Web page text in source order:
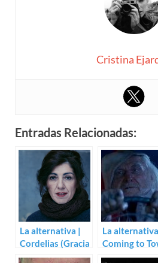
Cristina
Entradas Relacionadas:
La alternativa |
Cordelias (Gracia
Querejeta)
La
Coming to
(Carles